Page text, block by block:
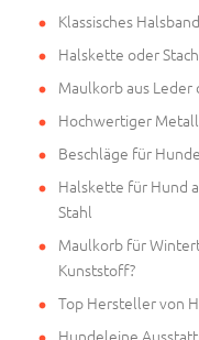
Klassisches
Halskette oder
Maulkorb aus Leder
Hochwertiger
Beschläge für
Halskette für Hund
Stahl
Maulkorb für
Kunststoff?
Top Hersteller von
Hundeleine